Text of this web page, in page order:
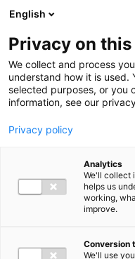
Ga direct naar de inhoud
English
Privacy on
We collect and process
understand how it is used.
selected purposes, or you
information, see our
Privacy policy
Analytics
We'll collect
helps us
working,
improve.
Conversion
We'll use